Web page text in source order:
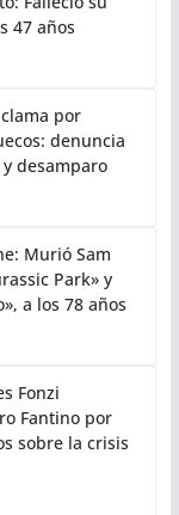
47 años
por
denuncia
desamparo
Murió Sam
Park» y
a los 78 años
Fonzi
Fantino por
sobre la crisis